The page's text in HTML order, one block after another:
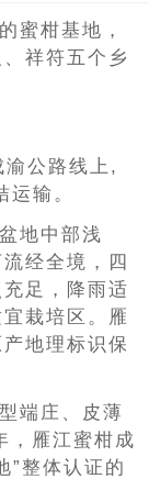
蜜柑基地，
祥符五个乡
公路线上,
输。
地中部浅
经全境，四
足，降雨适
栽培区。雁
地理标识保
端庄、皮薄
，雁江蜜柑成
”整体认证的